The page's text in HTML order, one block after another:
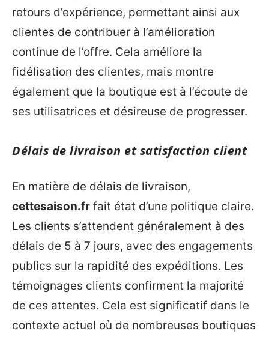
retours d’expérience, permettant ainsi aux
clientes de contribuer à l’amélioration
continue de l’offre. Cela améliore la
fidélisation des clientes, mais montre
également que la boutique est à l’écoute de
ses utilisatrices et désireuse de progresser.
Délais de livraison et satisfaction client
En matière de délais de livraison,
cettesaison.fr fait état d’une politique claire.
Les clients s’attendent généralement à des
délais de 5 à 7 jours, avec des engagements
publics sur la rapidité des expéditions. Les
témoignages clients confirment la majorité
de ces attentes. Cela est significatif dans le
contexte actuel où de nombreuses boutiques